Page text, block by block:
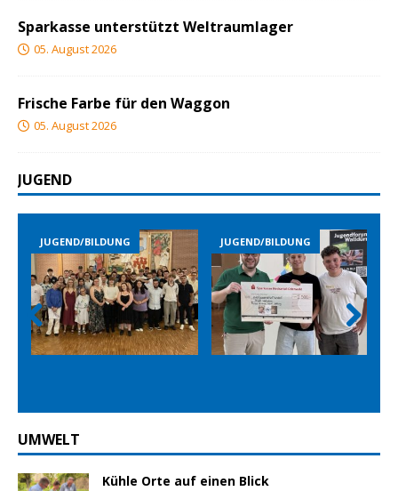
Sparkasse unterstützt Weltraumlager
05. August 2026
Frische Farbe für den Waggon
05. August 2026
JUGEND
JUGEND/BILDUNG JUGEND/BILDUNG
Prev
ious
Nex
t
UMWELT
Kühle Orte auf einen Blick